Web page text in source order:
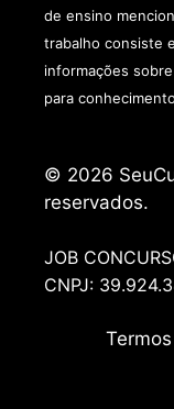
de ensino
trabalho consiste
informações
para
© 2026
reservados.
JOB
CNPJ: